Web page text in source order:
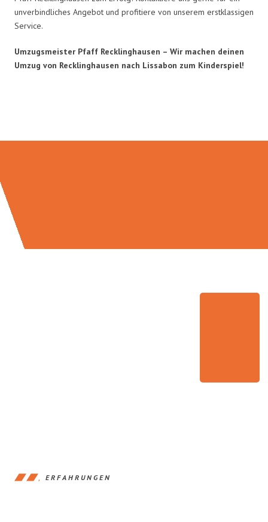
unverbindliches Angebot und profitiere von unserem erstklassigen
Service.
Umzugsmeister Pfaff Recklinghausen – Wir machen deinen
Umzug von Recklinghausen nach Lissabon zum Kinderspiel!
ERFAHRUNGEN